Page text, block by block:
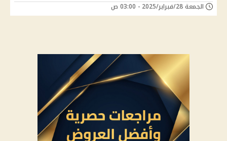
الجمعة 28/فبراير/2025 - 03:00 ص